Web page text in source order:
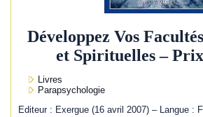
Développez Vos
et Spirituelles –
Livres
Parapsychologie
Editeur : Exergue (16 avril 2007) – Langue :